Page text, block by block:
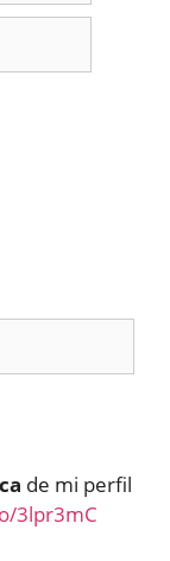
de mi perfil
3lpr3mC